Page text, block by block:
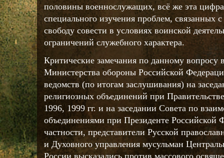
половины военнослужащих, всё же эта цифра
специального изучения проблем, связанных
свободу совести в условиях воинской
ограничений служебного характера.
Критические замечания по данному вопросу
Министерства обороны Российской
ведомств (по итогам заслушивания) на
религиозных объединений при
1996, 1999 гг. и на заседании Совета по
объединениями при Президенте Российской
частности, представители Русской
и Духовного управления мусульман
России высказались против массового